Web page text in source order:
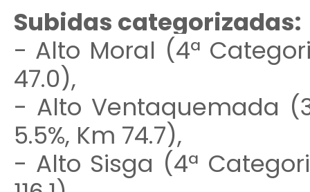
Subidas categorizadas:
- Alto Moral (4ª
47.0),
- Alto Ventaquemada
5.5%, Km 74.7),
- Alto Sisga (4ª